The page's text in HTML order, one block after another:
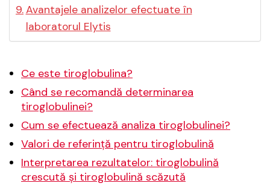
Avantajele analizelor efectuate în
laboratorul Elytis
Ce este tiroglobulina?
Când se recomandă determinarea
tiroglobulinei?
Cum se efectuează analiza tiroglobulinei?
Valori de referință pentru tiroglobulină
Interpretarea rezultatelor: tiroglobulină
crescută și tiroglobulină scăzută